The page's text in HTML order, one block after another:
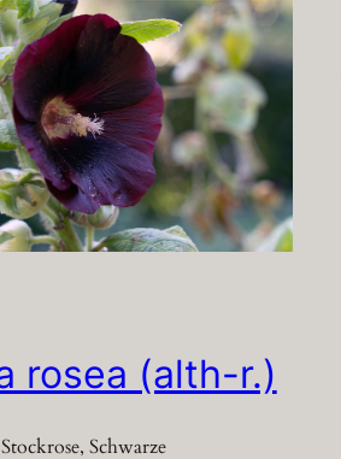
rosea (alth-r.)
Stockrose, Schwarze